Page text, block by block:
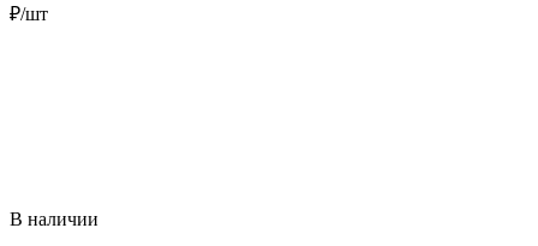
₽/шт
В наличии